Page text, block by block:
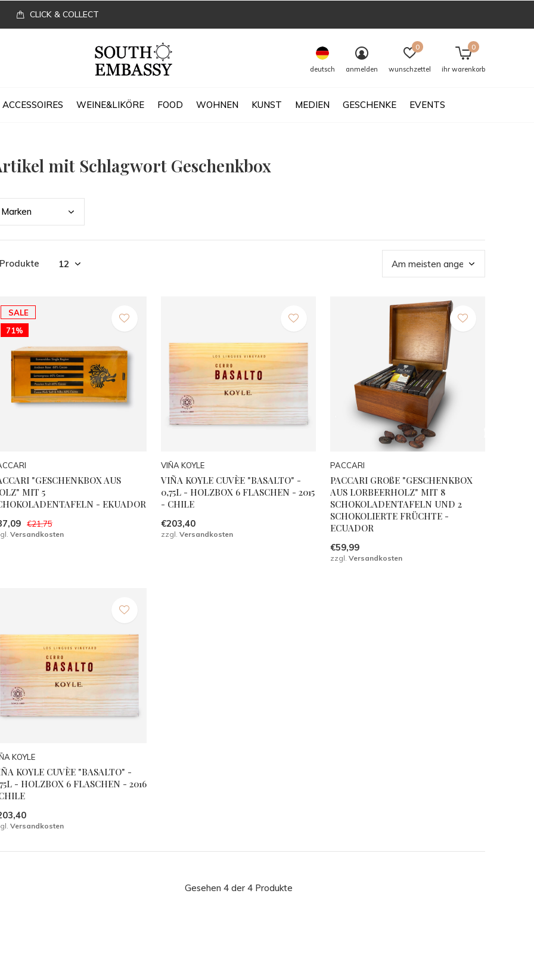
ACCESSOIRES WEINE&LIKÖRE FOOD WOHNEN KUNST MEDIEN GESCHENKE EVENTS
deutsch anmelden wunschzettel
0
ihr warenkorb
0
CLICK & COLLECT
mit Schlagwort Geschenkbox
Marken
SALE
71%
"GESCHENKBOX AUS
MIT 5
- EKUADOR
€21,75
Versandkosten
VIÑA KOYLE
VIÑA KOYLE CUVÈE "BASALTO" -
0,75L - HOLZBOX 6 FLASCHEN - 2015
- CHILE
€203,40
zzgl. Versandkosten
PACCARI
PACCARI GROßE "GESCHENKBOX
AUS LORBEERHOLZ" MIT 8
SCHOKOLADENTAFELN UND 2
SCHOKOLIERTE FRÜCHTE -
ECUADOR
€59,99
zzgl. Versandkosten
KOYLE
KOYLE CUVÈE "BASALTO" -
- HOLZBOX 6 FLASCHEN - 2016
Versandkosten
Gesehen 4 der 4 Produkte